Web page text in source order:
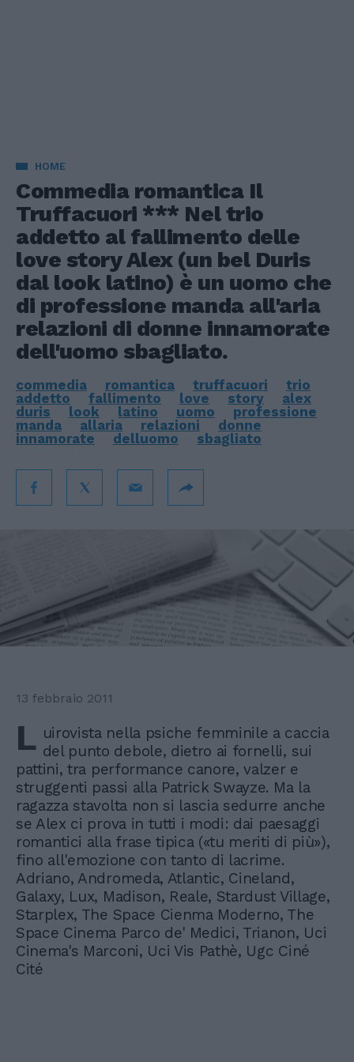
HOME
Commedia romantica Il
Truffacuori *** Nel trio
addetto al fallimento delle
love story Alex (un bel Duris
dal look latino) è un uomo che
di professione manda all'aria
relazioni di donne innamorate
dell'uomo sbagliato.
commedia romantica truffacuori
trio
addetto
fallimento love story
alex
duris
look latino uomo
professione
manda
allaria relazioni
donne
innamorate
delluomo sbagliato
13 febbraio 2011
L uirovista nella psiche femminile a caccia
del punto debole, dietro ai fornelli, sui
pattini, tra performance canore, valzer e
struggenti passi alla Patrick Swayze. Ma la
ragazza stavolta non si lascia sedurre anche
se Alex ci prova in tutti i modi: dai paesaggi
romantici alla frase tipica («tu meriti di più»),
fino all'emozione con tanto di lacrime.
Adriano, Andromeda, Atlantic, Cineland,
Galaxy, Lux, Madison, Reale, Stardust Village,
Starplex, The Space Cienma Moderno, The
Space Cinema Parco de' Medici, Trianon, Uci
Cinema's Marconi, Uci Vis Pathè, Ugc Ciné
Cité